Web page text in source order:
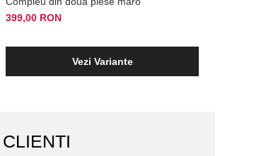
399,00 RON
Vezi Variante